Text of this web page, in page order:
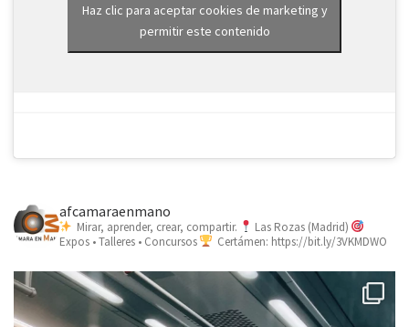
Haz clic para aceptar cookies de marketing y
permitir este contenido
afcamaraenmano
Mirar, aprender, crear, compartir.
Las Rozas (Madrid)
Expos • Talleres • Concursos
Certámen: https://bit.ly/3VKMDWO